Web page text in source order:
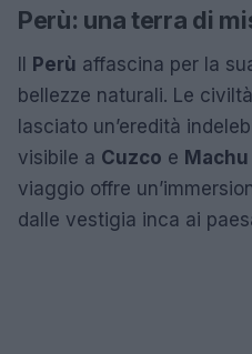
Perù: una terra di
Il Perù affascina per la
bellezze naturali. Le
lasciato un’eredità
visibile a Cuzco e
viaggio offre
dalle vestigia inca ai